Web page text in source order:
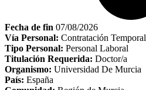
Fecha de fin 07/08/2026
Vía Personal: Contratación Temporal
Tipo Personal: Personal Laboral
Titulación Requerida: Doctor/a
Organismo: Universidad De Murcia
País: España